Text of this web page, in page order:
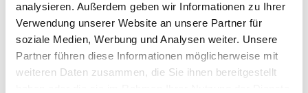
analysieren. Außerdem geben wir Informationen zu Ihrer
Verwendung unserer Website an unsere Partner für
soziale Medien, Werbung und Analysen weiter. Unsere
Partner führen diese Informationen möglicherweise mit
weiteren Daten zusammen, die Sie ihnen bereitgestellt
5,0 km
00:00 -
00:00
1,0 km
00:00 -
00:00
0,0 km
00:00 -